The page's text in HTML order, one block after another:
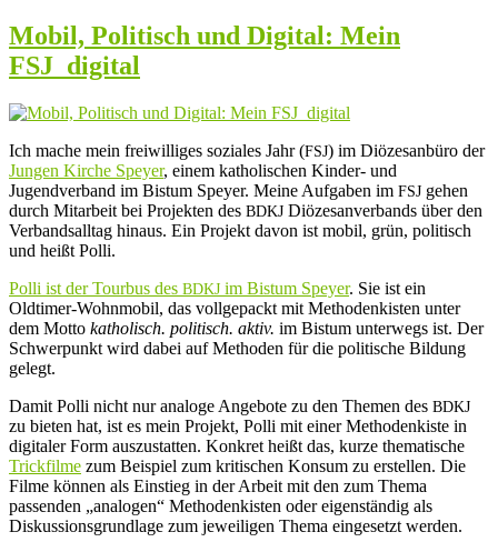
Chancen
von
Mobil, Politisch und Digital: Mein
FSJ_digital
Ich mache mein freiwilliges soziales Jahr (FSJ) im Diözesanbüro der
Jungen Kirche Speyer, einem katholischen Kinder- und
Jugendverband im Bistum Speyer. Meine Aufgaben im FSJ gehen
durch Mitarbeit bei Projekten des BDKJ Diözesanverbands über den
Verbandsalltag hinaus. Ein Projekt davon ist mobil, grün, politisch
und heißt Polli.
Polli ist der Tourbus des BDKJ im Bistum Speyer. Sie ist ein
Oldtimer-Wohnmobil, das vollgepackt mit Methodenkisten unter
dem Motto katholisch. politisch. aktiv. im Bistum unterwegs ist. Der
Schwerpunkt wird dabei auf Methoden für die politische Bildung
gelegt.
Damit Polli nicht nur analoge Angebote zu den Themen des BDKJ
zu bieten hat, ist es mein Projekt, Polli mit einer Methodenkiste in
digitaler Form auszustatten. Konkret heißt das, kurze thematische
Trickfilme zum Beispiel zum kritischen Konsum zu erstellen. Die
Filme können als Einstieg in der Arbeit mit den zum Thema
passenden „analogen“ Methodenkisten oder eigenständig als
Diskussionsgrundlage zum jeweiligen Thema eingesetzt werden.